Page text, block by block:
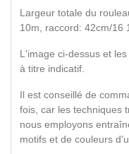
Largeur totale du
10m, raccord: 42cm/16
L'image ci-dessus et
à titre indicatif.
Il est conseillé de
fois, car les techniques
nous employons
motifs et de couleurs